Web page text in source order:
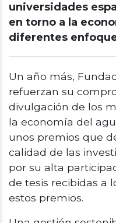
universidades
en torno a la
diferentes
Un año más,
refuerzan su
divulgación de los
la economía del
unos premios que
calidad de las
por su alta
de tesis recibidas a
estos premios.